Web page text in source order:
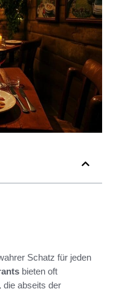
Schatz für jeden
bieten oft
die abseits der